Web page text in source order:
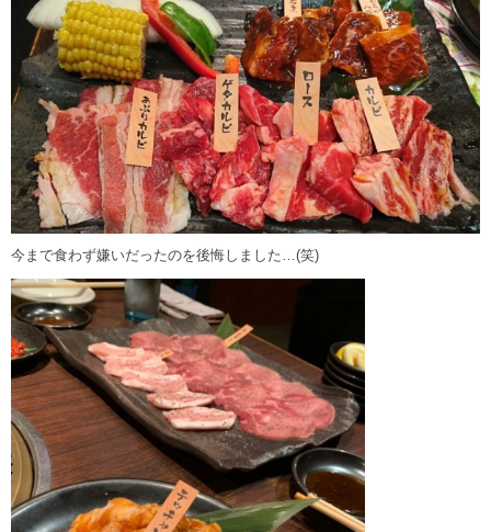
今まで食わず嫌いだったのを後悔しました…(笑)